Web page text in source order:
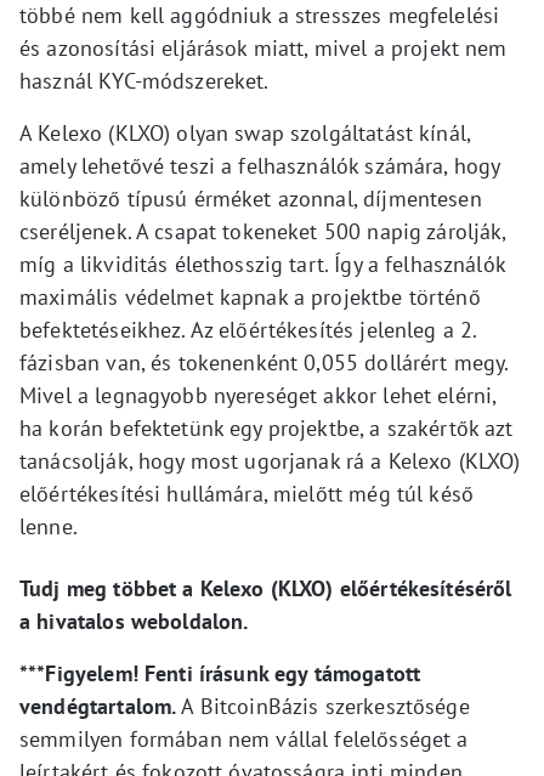
többé nem kell aggódniuk a stresszes megfelelési
és azonosítási eljárások miatt, mivel a projekt nem
használ KYC-módszereket.
A Kelexo (KLXO) olyan swap szolgáltatást kínál,
amely lehetővé teszi a felhasználók számára, hogy
különböző típusú érméket azonnal, díjmentesen
cseréljenek. A csapat tokeneket 500 napig zárolják,
míg a likviditás élethosszig tart. Így a felhasználók
maximális védelmet kapnak a projektbe történő
befektetéseikhez. Az előértékesítés jelenleg a 2.
fázisban van, és tokenenként 0,055 dollárért megy.
Mivel a legnagyobb nyereséget akkor lehet elérni,
ha korán befektetünk egy projektbe, a szakértők azt
tanácsolják, hogy most ugorjanak rá a Kelexo (KLXO)
előértékesítési hullámára, mielőtt még túl késő
lenne.
Tudj meg többet a Kelexo (KLXO) előértékesítéséről
a hivatalos weboldalon.
***Figyelem! Fenti írásunk egy támogatott
vendégtartalom.A BitcoinBázis szerkesztősége
semmilyen formában nem vállal felelősséget a